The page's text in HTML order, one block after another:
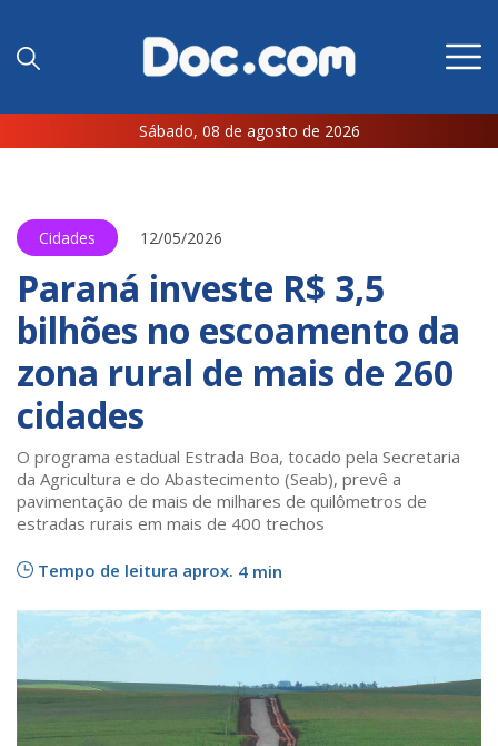
Sábado, 08 de agosto de 2026
Cidades 12/05/2026
Paraná investe R$ 3,5
bilhões no escoamento da
zona rural de mais de 260
cidades
O programa estadual Estrada Boa, tocado pela Secretaria
da Agricultura e do Abastecimento (Seab), prevê a
pavimentação de mais de milhares de quilômetros de
estradas rurais em mais de 400 trechos
Tempo de leitura aprox. 4 min